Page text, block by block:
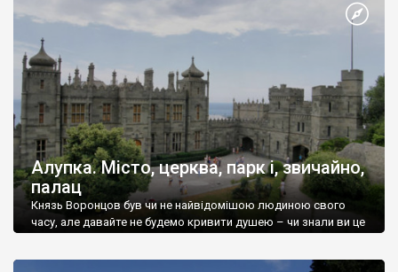
Алупка. Місто, церква, парк і, звичайно,
палац
Князь Воронцов був чи не найвідомішою людиною свого
часу, але давайте не будемо кривити душею – чи знали ви це